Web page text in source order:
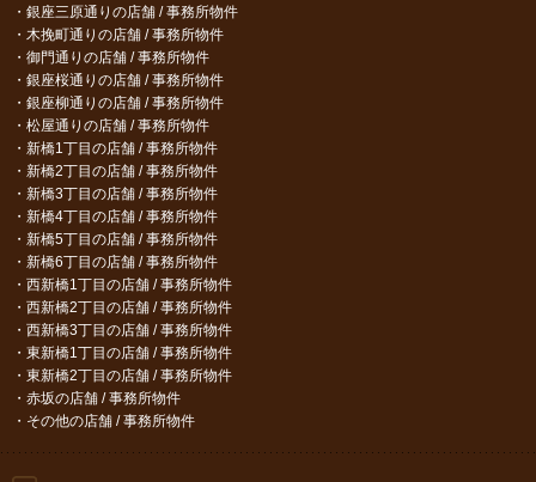
銀座三原通りの店舗 / 事務所物件
木挽町通りの店舗 / 事務所物件
御門通りの店舗 / 事務所物件
銀座桜通りの店舗 / 事務所物件
銀座柳通りの店舗 / 事務所物件
松屋通りの店舗 / 事務所物件
新橋1丁目の店舗 / 事務所物件
新橋2丁目の店舗 / 事務所物件
新橋3丁目の店舗 / 事務所物件
新橋4丁目の店舗 / 事務所物件
新橋5丁目の店舗 / 事務所物件
新橋6丁目の店舗 / 事務所物件
西新橋1丁目の店舗 / 事務所物件
西新橋2丁目の店舗 / 事務所物件
西新橋3丁目の店舗 / 事務所物件
東新橋1丁目の店舗 / 事務所物件
東新橋2丁目の店舗 / 事務所物件
赤坂の店舗 / 事務所物件
その他の店舗 / 事務所物件